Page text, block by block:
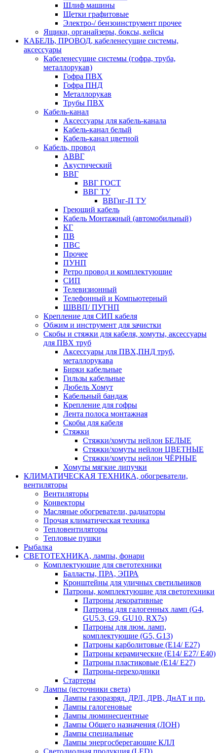
Шлиф машины
Щетки графитовые
Электро-/ бензоинструмент прочее
Ящики, органайзеры, боксы, кейсы
КАБЕЛЬ, ПРОВОД, кабеленесущие системы,
аксессуары
Кабеленесущие системы (гофра, труба,
металлорукав)
Гофра ПВХ
Гофра ПНД
Металлорукав
Трубы ПВХ
Кабель-канал
Аксессуары для кабель-канала
Кабель-канал белый
Кабель-канал цветной
Кабель, провод
АВВГ
Акустический
ВВГ
ВВГ ГОСТ
ВВГ ТУ
ВВГнг-П ТУ
Греющий кабель
Кабель Монтажный (автомобильный)
КГ
ПВ
ПВС
Прочее
ПУНП
Ретро провод и комплектующие
СИП
Телевизионный
Телефонный и Компьютерный
ШВВП/ ПУГНП
Крепление для СИП кабеля
Обжим и инструмент для зачистки
Скобы и стяжки для кабеля, хомуты, аксессуары
для ПВХ труб
Аксессуары для ПВХ,ПНД труб,
металлорукава
Бирки кабельные
Гильзы кабельные
Дюбель Хомут
Кабельный бандаж
Крепление для гофры
Лента полоса монтажная
Скобы для кабеля
Стяжки
Стяжки/хомуты нейлон БЕЛЫЕ
Стяжки/хомуты нейлон ЦВЕТНЫЕ
Стяжки/хомуты нейлон ЧЁРНЫЕ
Хомуты мягкие липучки
КЛИМАТИЧЕСКАЯ ТЕХНИКА, обогреватели,
вентиляторы
Вентиляторы
Конвекторы
Масляные обогреватели, радиаторы
Прочая климатическая техника
Тепловентиляторы
Тепловые пушки
Рыбалка
СВЕТОТЕХНИКА, лампы, фонари
Комплектующие для светотехники
Балласты, ПРА, ЭПРА
Кронштейны для уличных светильников
Патроны, комплектующие для светотехники
Патроны декоративные
Патроны для галогенных ламп (G4,
GU5.3, G9, GU10, RX7s)
Патроны для люм. ламп,
комплектующие (G5, G13)
Патроны карболитовые (E14/ E27)
Патроны керамические (E14/ E27/ E40)
Патроны пластиковые (E14/ E27)
Патроны-переходники
Стартеры
Лампы (источники света)
Лампы газоразряд. ДРЛ, ДРВ, ДнАТ и пр.
Лампы галогеновые
Лампы люминесцентные
Лампы Общего назначения (ЛОН)
Лампы специальные
Лампы энергосберегающие КЛЛ